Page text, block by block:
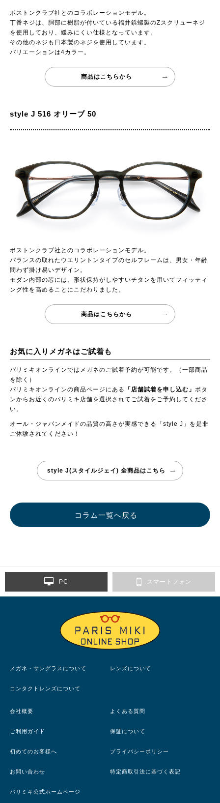
ボストンクラブ社とのコラボレーションモデル。
丁番ネジは、胴部に樹脂が付いている福井鋲螺製のZスクリューネジ
を使用しており、緩みにくい仕様となっています。
その他のネジも日本製のネジを使用しています。
バリエーションは4カラー。
商品はこちらから
style J 516 オリーブ 50
ボストンクラブ社とのコラボレーションモデル。
バランスの取れたウエリントンタイプのセルフレームは、男女・年齢
問わず掛け易いデザイン。
モダン内部の芯には、形状保持がしやすいチタンを用いてフィッティ
ング性を高めることにこだわりました。
商品はこちらから
お気に入りメガネはご試着も
パリミキオンラインではメガネのご試着予約が可能です。（一部商品
を除く）
パリミキオンラインの商品ページにある
「店舗試着を申し込む」 ボタ
ンからお近くのパリミキ店舗を選択されてご試着をご予約してくださ
い。
オール・ジャパンメイドの品質の高さが実感できる「style J」を是非
ご体験されてください！
style J(スタイルジェイ) 全商品はこちら
コラム一覧へ戻る
PC スマートフォン
メガネ・サングラスについて レンズについて
コンタクトレンズについて
会社概要 よくある質問
ご利用ガイド 保証について
初めてのお客様へ プライバシーポリシー
お問い合わせ 特定商取引法に基づく表記
パリミキ公式ホームページ